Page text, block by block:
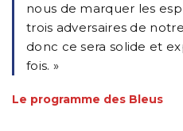
nous de marquer les
trois adversaires de
donc ce sera solide et
fois. »
Le programme des Bleus